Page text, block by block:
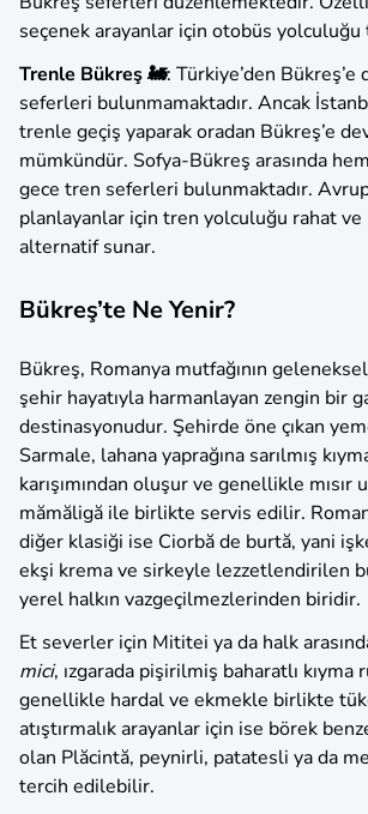
seçenek arayanlar için otobüs
Trenle Bükreş 🚂: Türkiye’den
seferleri bulunmamaktadır. Ancak
trenle geçiş yaparak oradan Bükreş’e
mümkündür. Sofya-Bükreş arasında
gece tren seferleri bulunmaktadır.
planlayanlar için tren yolculuğu rahat
alternatif sunar.
Bükreş’te Ne Yenir?
Bükreş, Romanya mutfağının
şehir hayatıyla harmanlayan zengin bir
destinasyonudur. Şehirde öne çıkan
Sarmale, lahana yaprağına sarılmış
karışımından oluşur ve genellikle mısır
mămăligă ile birlikte servis edilir.
diğer klasiği ise Ciorbă de burtă, yani
ekşi krema ve sirkeyle lezzetlendirilen
yerel halkın vazgeçilmezlerinden biridir.
Et severler için Mititei ya da halk
mici, ızgarada pişirilmiş baharatlı kıyma
genellikle hardal ve ekmekle birlikte
atıştırmalık arayanlar için ise börek
olan Plăcintă, peynirli, patatesli ya da
tercih edilebilir.